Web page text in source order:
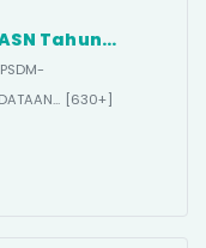
Tahun…
[630+]